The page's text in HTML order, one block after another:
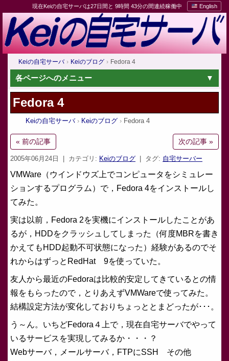
現在Keiの自宅サーバは27日間と 9時間 43分の間連続稼働中 English
Keiの自宅サーバ Keiのブログ Fedora 4
各ページへのメニュー
Fedora 4
Keiの自宅サーバ Keiのブログ Fedora 4
« 前の記事 次の記事 »
2005年06月24日 | カテゴリ: Keiのブログ | タグ: 自宅サーバー
VMWare（ウインドウズ上でコンピュータをシミュレー
ションするプログラム）で，Fedora 4をインストールし
てみた。
実は以前，Fedora 2を実機にインストールしたことがあ
るが，HDDをクラッシュしてしまった（何度MBRを書き
かえてもHDD起動不可状態になった）経験があるのでそ
れからはずっとRedHat 9を使っていた。
友人から最近のFedoraは比較的安定してきているとの情
報をもらったので，とりあえずVMWareで使ってみた。
結構設定方法が変化しておりちょっととまどったが･･･。
う～ん。いちどFedora４上で，現在自宅サーバでやって
いるサービスを実現してみるか・・・？
Webサーバ，メールサーバ，FTPにSSH その他